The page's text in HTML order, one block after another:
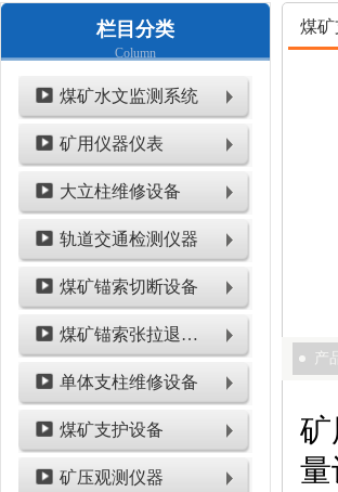
栏目分类
Column
煤矿水文监测系统
矿用仪器仪表
大立柱维修设备
轨道交通检测仪器
煤矿锚索切断设备
煤矿锚索张拉退锚设备
单体支柱维修设备
煤矿支护设备
矿压观测仪器
煤矿
产